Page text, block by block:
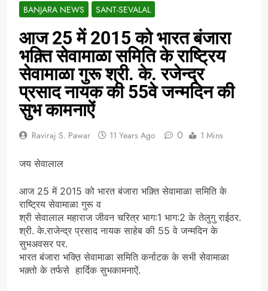
BANJARA NEWS SANT-SEVALAL
आज 25 में 2015 को भारत बंजारा
भक़्ति सेवामाळा समिति के राष्ट्रिय
सेवामाळा गुरू श्री. के. रजेन्द्र
प्रसाद नायक की 55वे जन्मदिन की
सुभ कामनाऐं
Raviraj S. Pawar 11 Years Ago 0 1 Mins
जय सेवालाल
आज 25 में 2015 को भारत बंजारा भक़्ति सेवामाळा समिति के
राष्ट्रिय सेवामाळा गुरू व
श्री सेवालाल महाराज जीवन चरित्र भाग:1 भाग:2 के तेलुगु राईठर.
श्री. के.राजेन्द्र प्रसाद नायक साहेब की 55 वे जन्मदिन के
सुभअवसर पर.
भारत बंजारा भक्त़ि सेवामाळा समिति कर्नाटक के सभी सेवामाळा
भक़्तो के तर्फसे हार्दिक सुभकामनाऐं.